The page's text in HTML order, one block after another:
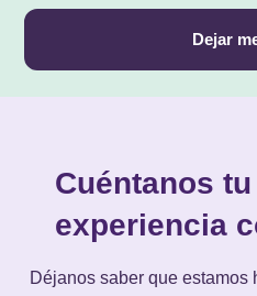
Dejar
Cuéntanos tu
experiencia
Déjanos saber que estamos